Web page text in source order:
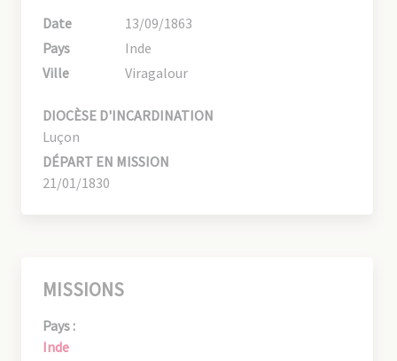
Date
13/09/1863
Pays
Inde
Ville
Viragalour
DIOCÈSE D'INCARDINATION
Luçon
DÉPART EN MISSION
21/01/1830
MISSIONS
Pays :
Inde